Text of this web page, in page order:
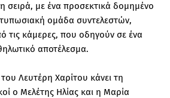
σειρά, με ένα προσεκτικά δομημένο
ομάδα συντελεστών,
τις κάμερες, που οδηγούν σε ένα
αποτέλεσμα.
Λευτέρη Χαρίτου κάνει τη
ο Μελέτης Ηλίας και η Μαρία